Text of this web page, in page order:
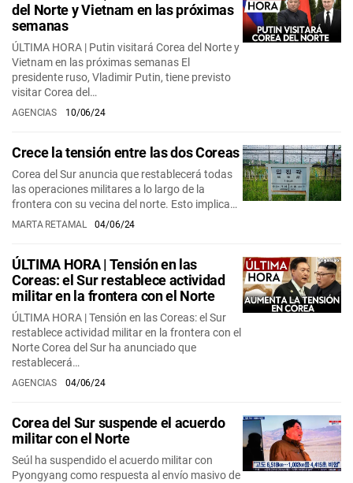
del Norte y Vietnam en las próximas
semanas
ÚLTIMA HORA | Putin visitará Corea del Norte y
Vietnam en las próximas semanas El
presidente ruso, Vladimir Putin, tiene previsto
visitar Corea del…
AGENCIAS 10/06/24
Crece la tensión entre las dos Coreas
Corea del Sur anuncia que restablecerá todas
las operaciones militares a lo largo de la
frontera con su vecina del norte. Esto implica…
MARTA RETAMAL 04/06/24
ÚLTIMA HORA | Tensión en las
Coreas: el Sur restablece actividad
militar en la frontera con el Norte
ÚLTIMA HORA | Tensión en las Coreas: el Sur
restablece actividad militar en la frontera con el
Norte Corea del Sur ha anunciado que
restablecerá…
AGENCIAS 04/06/24
Corea del Sur suspende el acuerdo
militar con el Norte
Seúl ha suspendido el acuerdo militar con
Pyongyang como respuesta al envío masivo de